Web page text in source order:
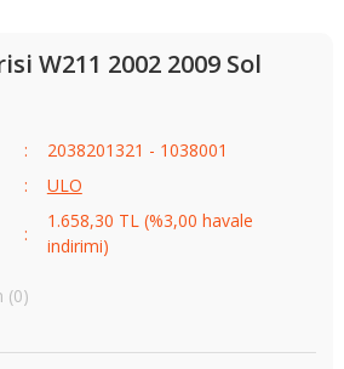
W211 2002 2009 Sol
2038201321 - 1038001
ULO
1.658,30 TL (%3,00 havale
indirimi)
(0)